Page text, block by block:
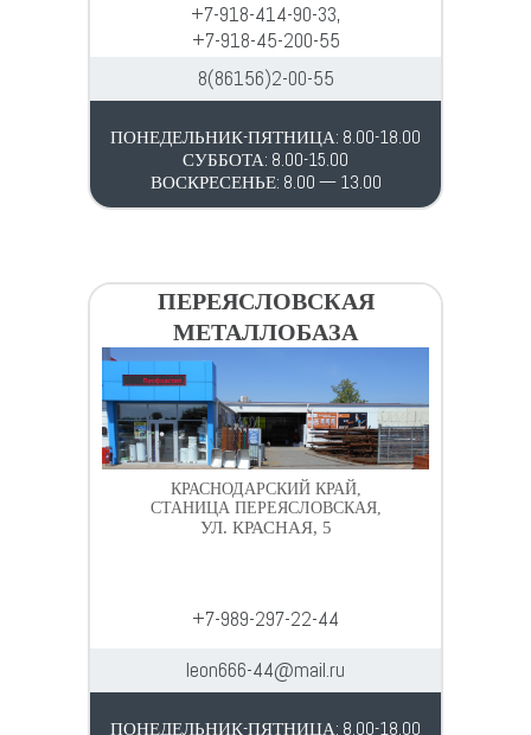
+7-918-414-90-33,
+7-918-45-200-55
8(86156)2-00-55
ПОНЕДЕЛЬНИК-ПЯТНИЦА: 8.00-18.00
СУББОТА: 8.00-15.00
ВОСКРЕСЕНЬЕ: 8.00 — 13.00
ПЕРЕЯСЛОВСКАЯ
МЕТАЛЛОБАЗА
КРАСНОДАРСКИЙ КРАЙ,
СТАНИЦА ПЕРЕЯСЛОВСКАЯ,
УЛ. КРАСНАЯ, 5
+7-989-297-22-44
leon666-44@mail.ru
ПОНЕДЕЛЬНИК-ПЯТНИЦА: 8.00-18.00